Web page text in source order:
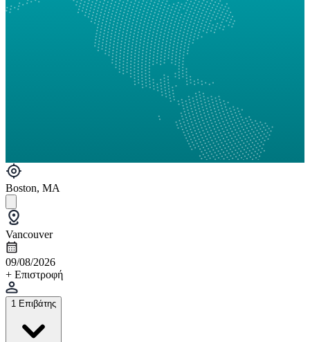
Boston, MA
Vancouver
09/08/2026
+ Επιστροφή
1 Επιβάτης